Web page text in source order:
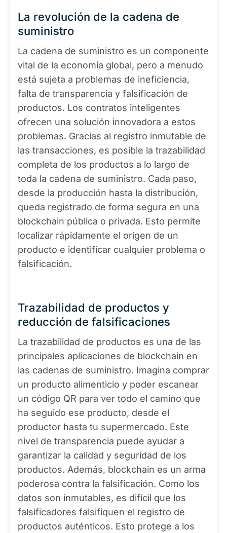
La revolución de la cadena de
suministro
La cadena de suministro es un componente
vital de la economía global, pero a menudo
está sujeta a problemas de ineficiencia,
falta de transparencia y falsificación de
productos. Los contratos inteligentes
ofrecen una solución innovadora a estos
problemas. Gracias al registro inmutable de
las transacciones, es posible la trazabilidad
completa de los productos a lo largo de
toda la cadena de suministro. Cada paso,
desde la producción hasta la distribución,
queda registrado de forma segura en una
blockchain pública o privada. Esto permite
localizar rápidamente el origen de un
producto e identificar cualquier problema o
falsificación.
Trazabilidad de productos y
reducción de falsificaciones
La trazabilidad de productos es una de las
principales aplicaciones de blockchain en
las cadenas de suministro. Imagina comprar
un producto alimenticio y poder escanear
un código QR para ver todo el camino que
ha seguido ese producto, desde el
productor hasta tu supermercado. Este
nivel de transparencia puede ayudar a
garantizar la calidad y seguridad de los
productos. Además, blockchain es un arma
poderosa contra la falsificación. Como los
datos son inmutables, es difícil que los
falsificadores falsifiquen el registro de
productos auténticos. Esto protege a los